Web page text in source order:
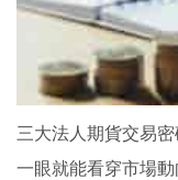
三大法人期貨交易
一眼就能看穿市場動